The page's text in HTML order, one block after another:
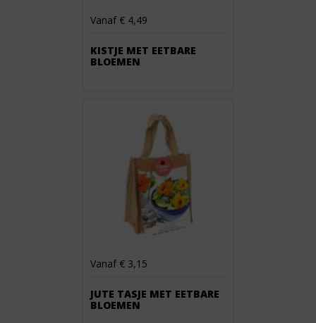
Vanaf € 4,49
KISTJE MET EETBARE
BLOEMEN
Vanaf € 3,15
JUTE TASJE MET EETBARE
BLOEMEN